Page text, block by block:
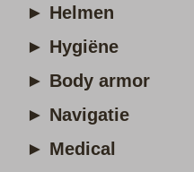
► Helmen
► Hygiëne
► Body armor
► Navigatie
► Medical